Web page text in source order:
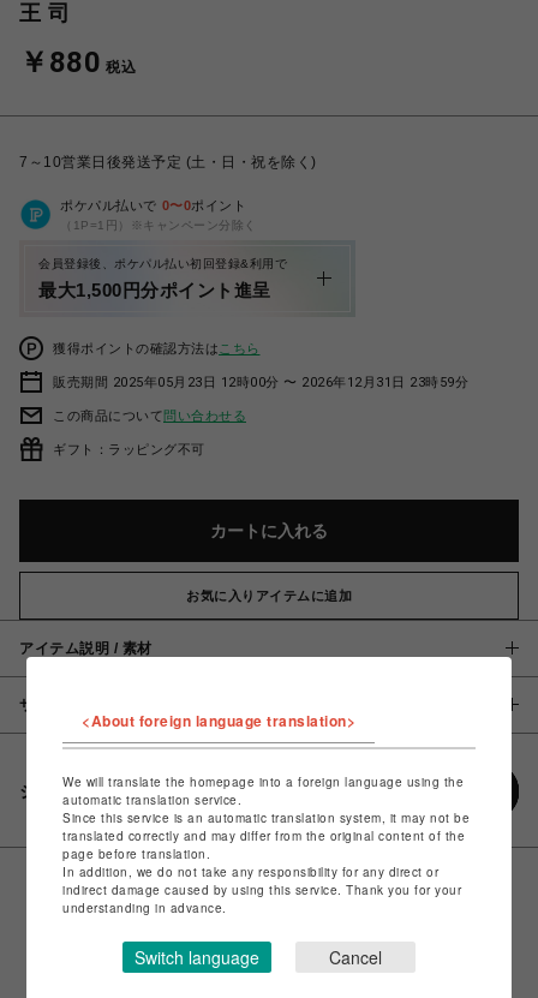
王 司
￥880 税込
7～10営業日後発送予定 (土・日・祝を除く)
ポケパル払いで 0〜0ポイント
（1P=1円）※キャンペーン分除く
会員登録後、ポケパル払い初回登録&利用で
最大1,500円分ポイント進呈
獲得ポイントの確認方法は こちら
販売期間 2025年05月23日 12時00分 〜 2026年12月31日 23時59分
この商品について問い合わせる
ギフト：ラッピング不可
カートに入れる
お気に入りアイテムに追加
アイテム説明 / 素材
サイズ
シェアする
<About foreign language translation>
We will translate the homepage into a foreign language using the
automatic translation service.
Since this service is an automatic translation system, it may not be
translated correctly and may differ from the original content of the
page before translation.
In addition, we do not take any responsibility for any direct or
indirect damage caused by using this service. Thank you for your
understanding in advance.
Switch language Cancel